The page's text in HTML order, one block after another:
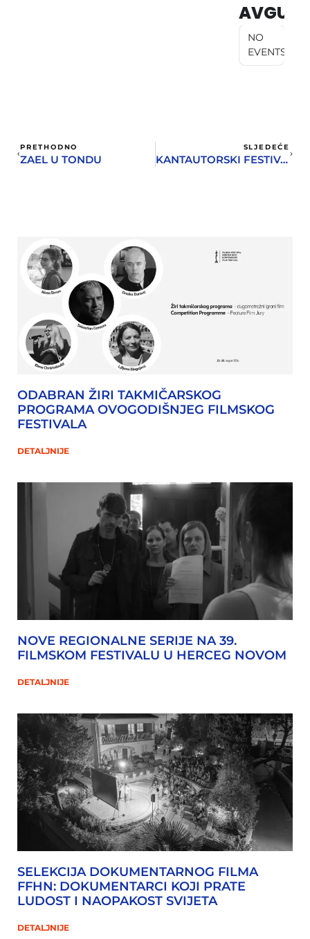
AVGUST
NO
EVENTS
PRETHODNO
ZAEL U TONDU
SLJEDEĆE
KANTAUTORSKI FESTIVAL U DVORANI PARK
ODABRAN ŽIRI TAKMIČARSKOG
PROGRAMA OVOGODIŠNJEG FILMSKOG
FESTIVALA
DETALJNIJE
NOVE REGIONALNE SERIJE NA 39.
FILMSKOM FESTIVALU U HERCEG NOVOM
DETALJNIJE
SELEKCIJA DOKUMENTARNOG FILMA
FFHN: DOKUMENTARCI KOJI PRATE
LUDOST I NAOPAKOST SVIJETA
DETALJNIJE